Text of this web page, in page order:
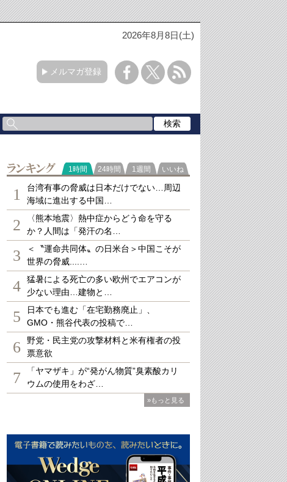
2026年8月8日(土)
メルマガ登録
ランキング
1時間 24時間 1週間 いいね
1
台湾有事の脅威は日本だけでない…周辺
海域に進出する中国…
2
〈熊本地震〉熱中症からどう命を守る
か？人間は「発汗の名…
3
＜〝運命共同体〟の日米台＞中国こそが
世界の脅威....…
4
猛暑による死亡の多い欧州でエアコンが
少ない理由…建物と…
5
日本でも進む「在宅勤務廃止」、
GMO・熊谷代表の投稿で…
6
野党・民主党の攻撃材料と米有権者の投
票意欲
7
「ヤマザキ」が“発がん物質”臭素酸カリ
ウムの使用をわざ…
»もっと見る